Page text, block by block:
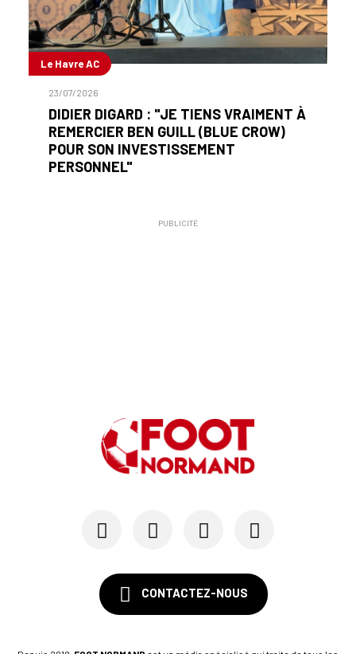
Le Havre AC
23/07/2026
DIDIER DIGARD : "JE TIENS VRAIMENT À
REMERCIER BEN GUILL (BLUE CROW)
POUR SON INVESTISSEMENT
PERSONNEL"
PUBLICITÉ
CONTACTEZ-NOUS